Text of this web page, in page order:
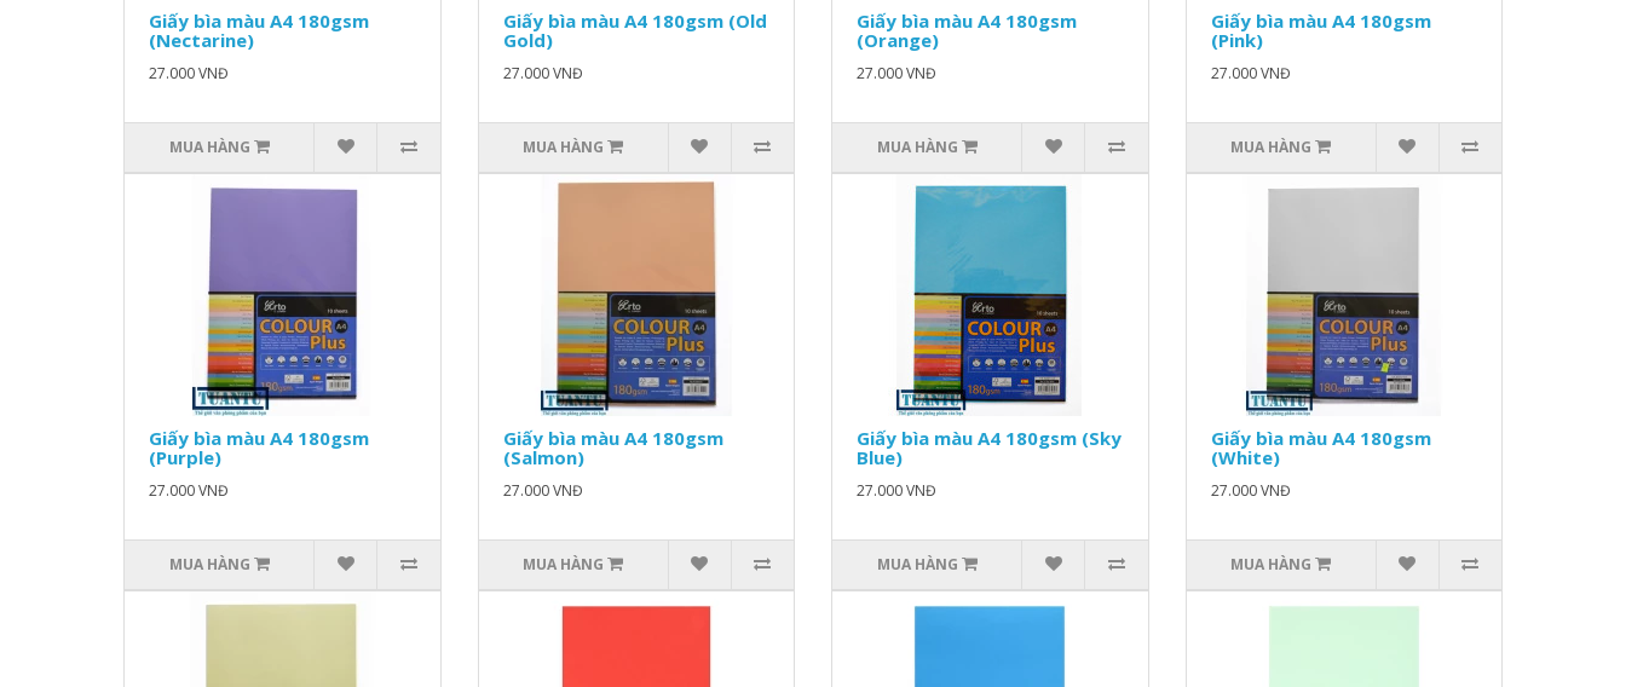
Giấy bìa màu A4 180gsm
(Nectarine)
27.000 VNĐ
MUA HÀNG
Giấy bìa màu A4 180gsm (Old
Gold)
27.000 VNĐ
MUA HÀNG
Giấy bìa màu A4 180gsm
(Orange)
27.000 VNĐ
MUA HÀNG
Giấy bìa màu A4 180gsm
(Pink)
27.000 VNĐ
MUA HÀNG
Giấy bìa màu A4 180gsm
(Purple)
27.000 VNĐ
MUA HÀNG
Giấy bìa màu A4 180gsm
(Salmon)
27.000 VNĐ
MUA HÀNG
Giấy bìa màu A4 180gsm (Sky
Blue)
27.000 VNĐ
MUA HÀNG
Giấy bìa màu A4 180gsm
(White)
27.000 VNĐ
MUA HÀNG